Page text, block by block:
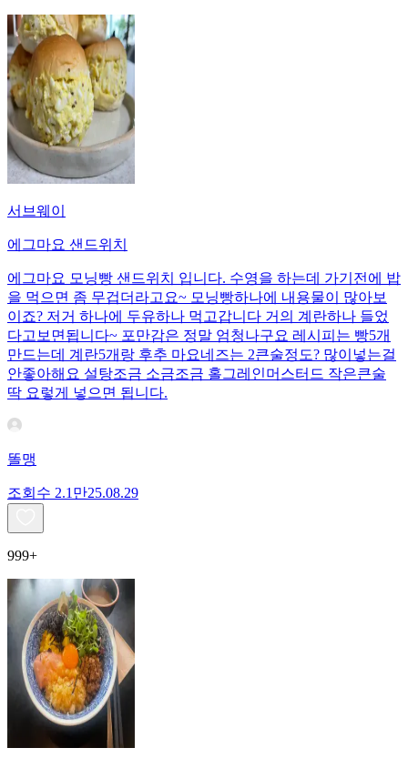
서브웨이
에그마요 샌드위치
에그마요 모닝빵 샌드위치 입니다. 수영을 하는데 가기전에 밥
을 먹으면 좀 무겁더라고요~ 모닝빵하나에 내용물이 많아보
이죠? 저거 하나에 두유하나 먹고갑니다 거의 계란하나 들었
다고보면됩니다~ 포만감은 정말 엄청나구요 레시피는 빵5개
만드는데 계란5개랑 후추 마요네즈는 2큰술정도? 많이넣는걸
안좋아해요 설탕조금 소금조금 홀그레인머스터드 작은큰술
딱 요렇게 넣으면 됩니다.
똘맹
조회수 2.1만25.08.29
999+